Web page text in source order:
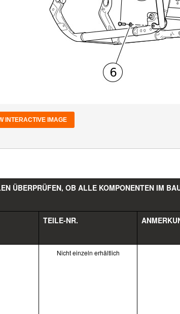
INTERACTIVE IMAGE
ÜBERPRÜFEN, OB ALLE KOMPONENTEN IM
TEILE-NR.
Nicht einzeln erhältlich